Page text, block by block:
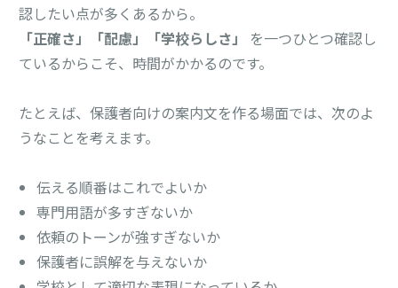
認したい点が多くあるから。
「正確さ」「配慮」「学校らしさ」
を一つひとつ確認し
ているからこそ、時間がかかるのです。
たとえば、保護者向けの案内文を作る場面では、次のよ
うなことを考えます。
伝える順番はこれでよいか
専門用語が多すぎないか
依頼のトーンが強すぎないか
保護者に誤解を与えないか